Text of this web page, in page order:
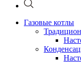
Газовые котлы